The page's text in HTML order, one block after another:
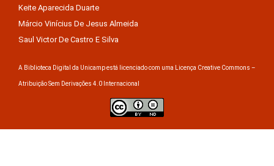
Keite Aparecida Duarte
Márcio Vinícius De Jesus Almeida
Saul Victor De Castro E Silva
A Biblioteca Digital da Unicamp está licenciado com uma Licença Creative Commons –
Atribuição Sem Derivações 4.0 Internacional